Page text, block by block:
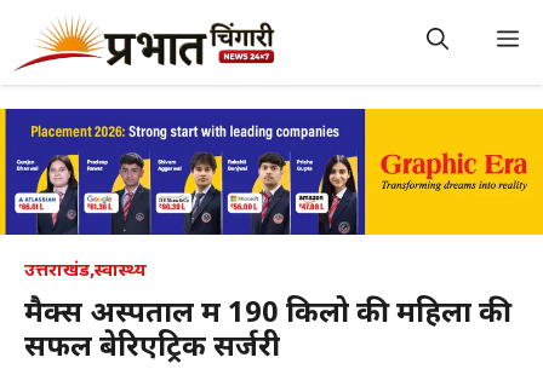
content
उत्तराखंड,स्वास्थ्य
मैक्स अस्पताल में 190 किलो की महिला की
सफल बेरिएट्रिक सर्जरी